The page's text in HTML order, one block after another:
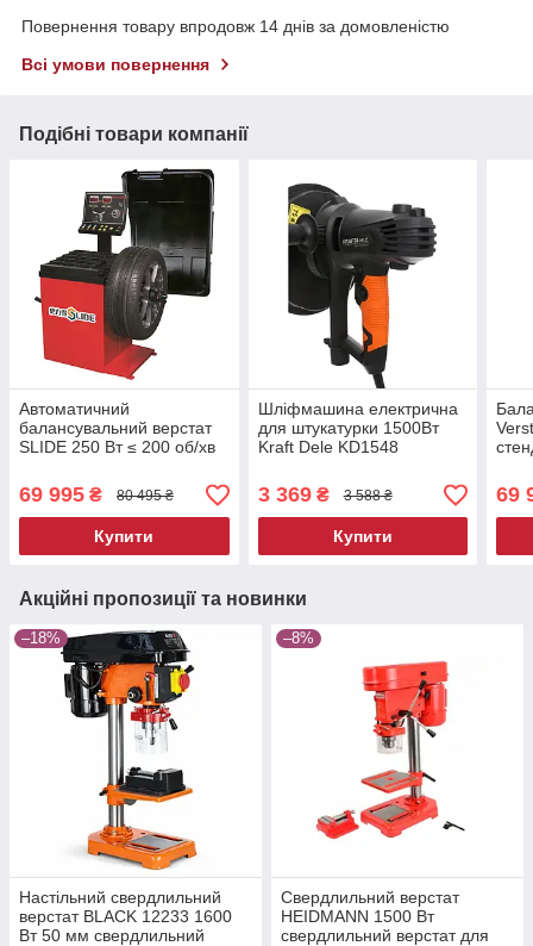
Повернення товару впродовж 14 днів за домовленістю
Всі умови повернення
Подібні товари компанії
Автоматичний
балансувальний верстат
SLIDE 250 Вт ≤ 200 об/хв
69 995 ₴ 80 495 ₴
Купити
Шліфмашина електрична
для штукатурки 1500Вт
Kraft Dele KD1548
для гіпсу
3 369₴ 3 588 ₴
Купити
69
Акційні пропозиції та новинки
–18%
Настільний свердлильний
верстат BLACK 12233 1600
Вт 50 мм свердлильний
–8%
Свердлильний верстат
HEIDMANN 1500 Вт
свердлильний верстат для